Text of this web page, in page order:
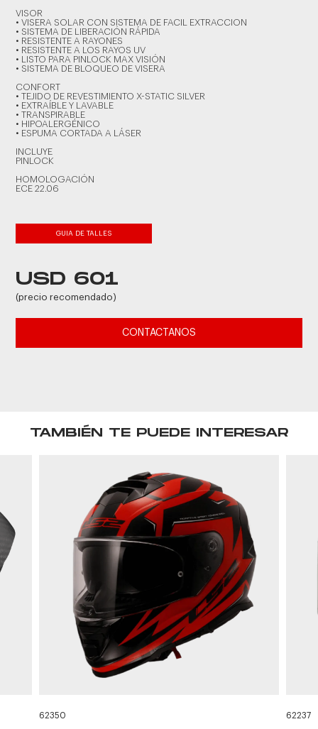
VISOR
• VISERA SOLAR CON SISTEMA DE FACIL EXTRACCION
• SISTEMA DE LIBERACIÓN RÁPIDA
• RESISTENTE A RAYONES
• RESISTENTE A LOS RAYOS UV
• LISTO PARA PINLOCK MAX VISIÓN
• SISTEMA DE BLOQUEO DE VISERA
CONFORT
• TEJIDO DE REVESTIMIENTO X-STATIC SILVER
• EXTRAÍBLE Y LAVABLE
• TRANSPIRABLE
• HIPOALERGÉNICO
• ESPUMA CORTADA A LÁSER
INCLUYE
PINLOCK
HOMOLOGACIÓN
ECE 22.06
GUIA DE TALLES
USD 601
(precio recomendado)
CONTACTANOS
TAMBIÉN TE PUEDE INTERESAR
62350 62237